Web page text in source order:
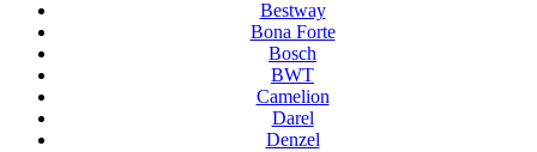
Bestway
Bona Forte
Bosch
BWT
Camelion
Darel
Denzel